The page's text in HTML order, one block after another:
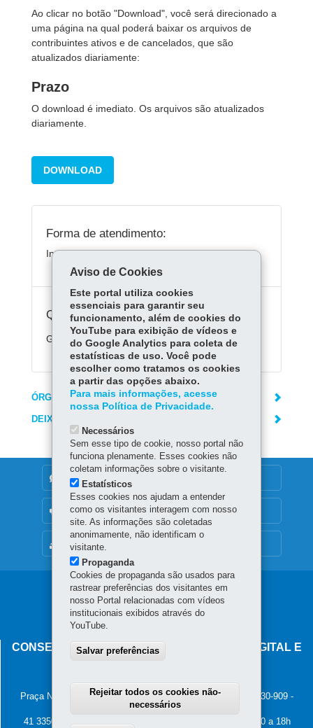
Ao clicar no botão "Download", você será direcionado a
uma página na qual poderá baixar os arquivos de
contribuintes ativos e de cancelados, que são
atualizados diariamente:
Prazo
O download é imediato. Os arquivos são atualizados
diariamente.
DOWNLOAD
Forma de atendimento:
Integralmente na Internet
Quanto custa:
Gratuito.
ÓRGÃO RESPONSÁVEL
DEIXE SUA OPINIÃO
MAPA DO SITE
DENUNCIE CORRUPÇÃO
OUVIDORIA
Navegação
principal
CONSELHO ESTADUAL DE GOVERNANÇA DIGITAL E
Palácio Iguaçu
Praça Nossa Senhora de Salette, s/n - Centro Cívico
80.530-909 -
Curitiba-PR MAPA
41 3350-2400 - Horário de atendimento: 8h30 a 12h e 13h30 a 18h
Aviso de Cookies
Este portal utiliza cookies
essenciais para garantir seu
funcionamento, além de cookies do
YouTube para exibição de vídeos e
do Google Analytics para coleta de
estatísticas de uso. Você pode
escolher como tratamos os cookies
a partir das opções abaixo.
Para mais informações, acesse
nossa Política de Privacidade.
Necessários
Sem esse tipo de cookie, nosso portal não
funciona plenamente. Esses cookies não
coletam informações sobre o visitante.
Estatísticos
Esses cookies nos ajudam a entender
como os visitantes interagem com nosso
site. As informações são coletadas
anonimamente, não identificam o
visitante.
Propaganda
Cookies de propaganda são usados para
rastrear preferências dos visitantes em
nosso Portal relacionadas com vídeos
institucionais exibidos através do
YouTube.
Salvar preferências
Rejeitar todos os cookies não-
necessários